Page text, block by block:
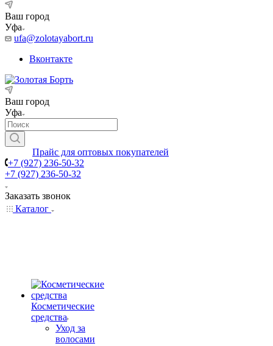
Ваш город
Уфа
ufa@zolotayabort.ru
Вконтакте
Ваш город
Уфа
Прайс для оптовых покупателей
+7 (927) 236-50-32
+7 (927) 236-50-32
Заказать звонок
Каталог
Косметические
средства
Уход за
волосами